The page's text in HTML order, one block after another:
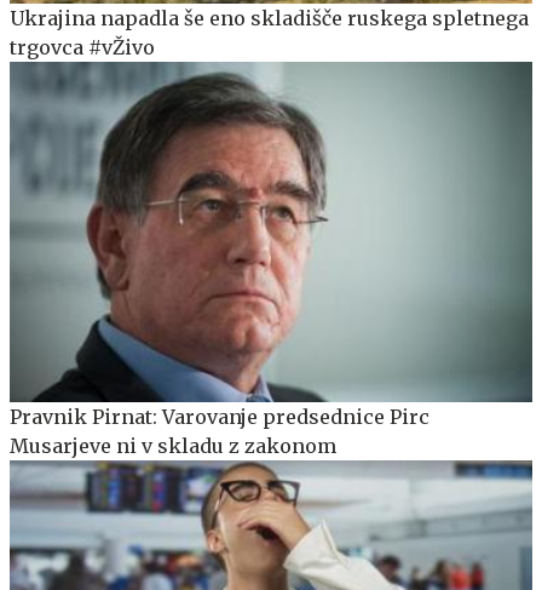
Ukrajina napadla še eno skladišče ruskega spletnega
trgovca #vŽivo
Pravnik Pirnat: Varovanje predsednice Pirc
Musarjeve ni v skladu z zakonom